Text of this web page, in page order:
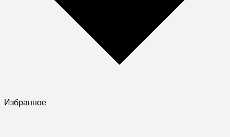
Избранное